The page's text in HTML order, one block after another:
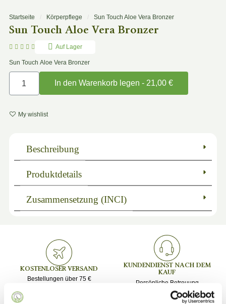
Startseite Körperpflege Sun Touch Aloe Vera Bronzer
Sun Touch Aloe Vera Bronzer
     Auf Lager
Sun Touch Aloe Vera Bronzer
In den Warenkorb legen - 21,00 €
My wishlist
Beschreibung
Produktdetails
Zusammensetzung (INCI)
KOSTENLOSER VERSAND
Bestellungen über 75 €
KUNDENDIENST NACH DEM
KAUF
Persönliche Betreuung